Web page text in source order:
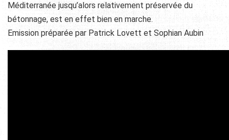
Méditerranée jusqu’alors relativement préservée du
bétonnage, est en effet bien en marche.
Emission préparée par Patrick Lovett et Sophian Aubin